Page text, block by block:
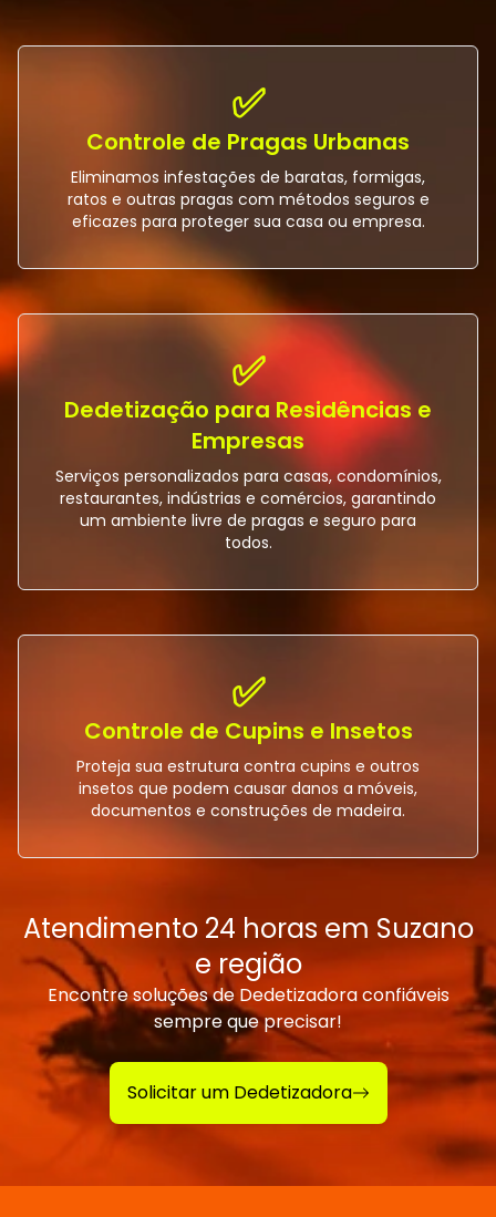
✅
Controle de Pragas Urbanas
Eliminamos infestações de baratas, formigas,
ratos e outras pragas com métodos seguros e
eficazes para proteger sua casa ou empresa.
✅
Dedetização para Residências e
Empresas
Serviços personalizados para casas, condomínios,
restaurantes, indústrias e comércios, garantindo
um ambiente livre de pragas e seguro para
todos.
✅
Controle de Cupins e Insetos
Proteja sua estrutura contra cupins e outros
insetos que podem causar danos a móveis,
documentos e construções de madeira.
Atendimento 24 horas em Suzano
e região
Encontre soluções de Dedetizadora confiáveis
sempre que precisar!
Solicitar um Dedetizadora